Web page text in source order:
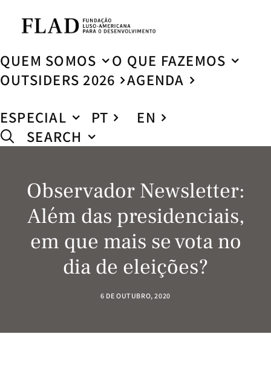
QUEM SOMOS
O QUE FAZEMOS
OUTSIDERS 2026
AGENDA
ESPECIAL
PT
EN
SEARCH
Observador Newsletter:
Além das presidenciais,
em que mais se vota no
dia de eleições?
6 DE OUTUBRO, 2020